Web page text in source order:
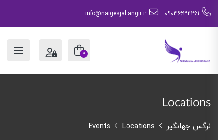
09036632261
info@nargesjahangir.ir
0
Locations
نرگس جهانگیر Events Locations